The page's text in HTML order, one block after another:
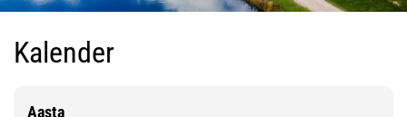
Kalender
Aasta